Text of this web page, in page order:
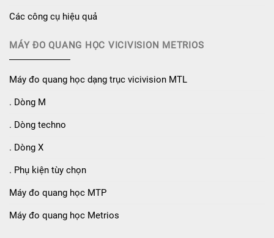
Các công cụ hiệu quả
MÁY ĐO QUANG HỌC VICIVISION METRIOS
Máy đo quang học dạng trục vicivision MTL
. Dòng M
. Dòng techno
. Dòng X
. Phụ kiện tùy chọn
Máy đo quang học MTP
Máy đo quang học Metrios